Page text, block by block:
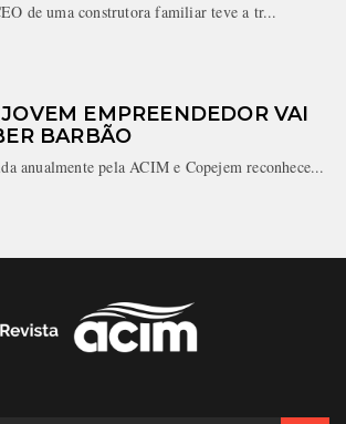
de uma construtora familiar teve a tr...
EMPREENDEDOR VAI
BARBÃO
anualmente pela ACIM e Copejem reconhece...